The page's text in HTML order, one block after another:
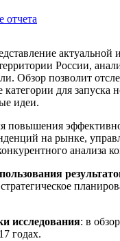
отчета
России,
Обзор позволит
категории для
идеи.
повышения
на рынке,
анализа
исследования: в
годах.